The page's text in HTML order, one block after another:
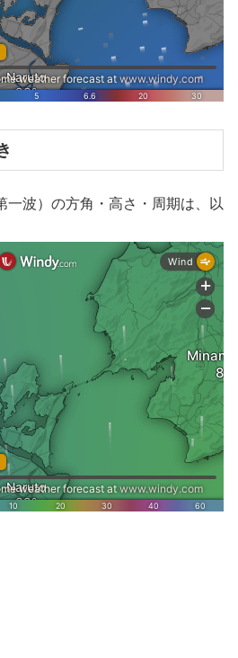
一波）の方角・高さ・周期は、以